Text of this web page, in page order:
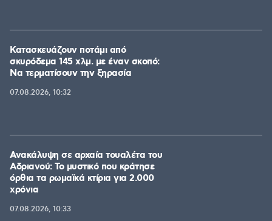
Κατασκευάζουν ποτάμι από
σκυρόδεμα 145 χλμ. με έναν σκοπό:
Να τερματίσουν την ξηρασία
07.08.2026, 10:32
Ανακάλυψη σε αρχαία τουαλέτα του
Αδριανού: Το μυστικό που κράτησε
όρθια τα ρωμαϊκά κτίρια για 2.000
χρόνια
07.08.2026, 10:33